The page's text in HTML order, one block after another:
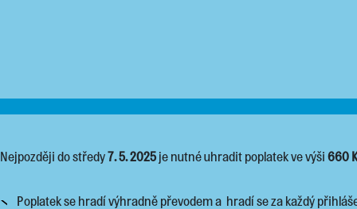
Nejpozději do středy7. 5. 2025je nutné uhradit poplatek ve výši 660
Poplatek se hradí výhradně převodem a hradí se za každý